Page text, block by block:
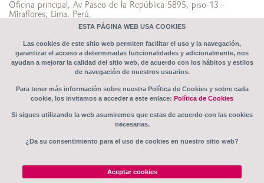
Fondo Vivo Tranquilo
Oficina principal, Av Paseo de la República 5895, piso 13 -
Miraflores, Lima, Perú.
Compartamos Banco S.A RUC: 20369155360
Transparencia
Sistema de Prevención de Riesgos Penales
Tips de seguridad
Otros
Beneficiario Final
ESTA PÁGINA WEB USA COOKIES
Las cookies de este sitio web permiten facilitar el uso y la navegación,
garantizar el acceso a determinadas funcionalidades y adicionalmente, nos
ayudan a mejorar la calidad del sitio web, de acuerdo con los hábitos y estilos
de navegación de nuestros usuarios.
Para tener más información sobre nuestra Política de Cookies y sobre cada
cookie, los invitamos a acceder a este enlace: Política de Cookies
Si sigues utilizando la web asumiremos que estas de acuerdo con las cookies
necesarias.
¿Da su consentimiento para el uso de cookies en nuestro sitio web?
Aceptar cookies